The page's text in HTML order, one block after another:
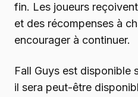
fin. Les joueurs
et des récompenses à
encourager à continuer.
Fall Guys est disponible
il sera peut-être